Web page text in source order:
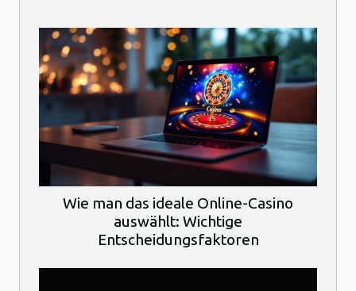
Wie man das ideale Online-Casino
auswählt: Wichtige
Entscheidungsfaktoren